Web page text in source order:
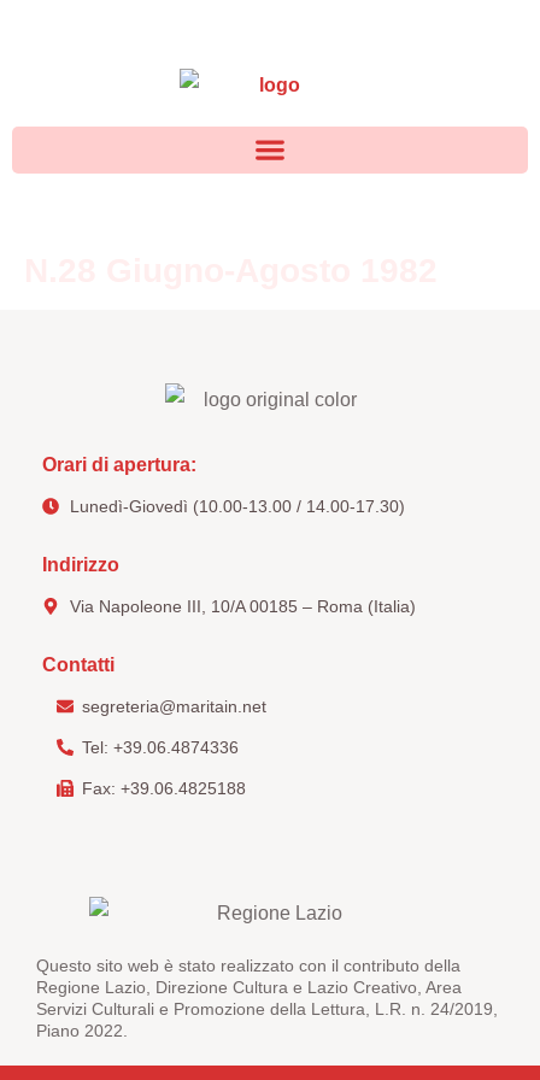
Orari di apertura:
Lunedì-Giovedì (10.00-13.00 / 14.00-17.30)
Indirizzo
Via Napoleone III, 10/A 00185 – Roma (Italia)
Contatti
segreteria@maritain.net
Tel: +39.06.4874336
Fax: +39.06.4825188
Questo sito web è stato realizzato con il contributo della
Regione Lazio, Direzione Cultura e Lazio Creativo, Area
Servizi Culturali e Promozione della Lettura, L.R. n. 24/2019,
Piano 2022.